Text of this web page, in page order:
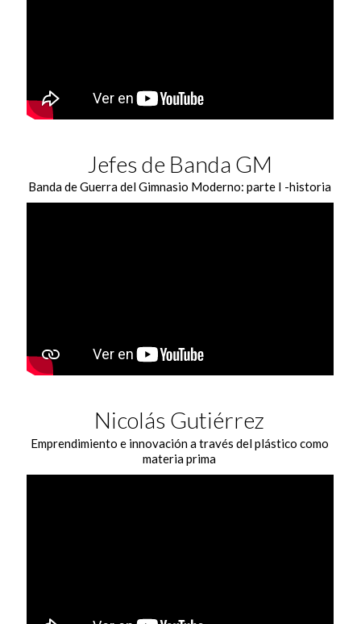
Jefes de Banda GM
Banda de Guerra del Gimnasio Moderno: parte I -historia
Nicolás Gutiérrez
Emprendimiento e innovación a través del plástico como
materia prima